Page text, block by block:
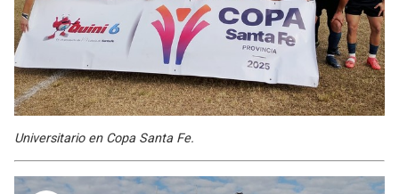
Universitario en Copa Santa Fe.